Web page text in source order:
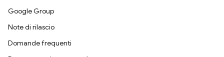
Google Group
Note di rilascio
Domande frequenti